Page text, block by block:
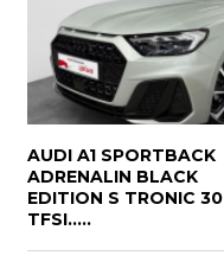
AUDI A1 SPORTBACK
ADRENALIN BLACK
EDITION S TRONIC 30
TFSI.....